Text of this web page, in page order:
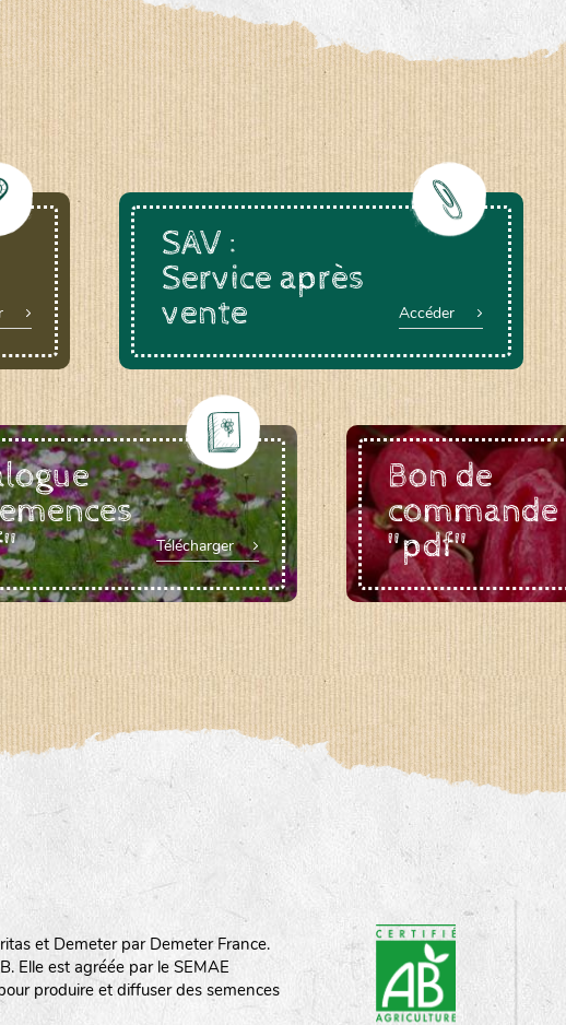
SAV :
Service après
vente
Accéder
Télécharger
Bon de
commande
"pdf"
et Demeter par Demeter France.
Elle est agréée par le SEMAE
produire et diffuser des semences